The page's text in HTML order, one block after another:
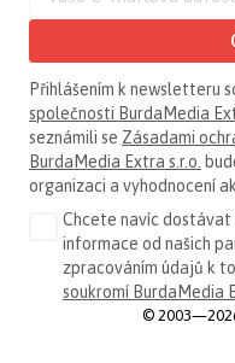
Přihlášením k newsletteru
společnosti BurdaMedia
seznámili se Zásadami
BurdaMedia Extra s.r.o.
organizaci a vyhodnocení
Chcete navíc dostávat
informace od našich
zpracováním údajů k
soukromí BurdaMedia
© 2003—2026